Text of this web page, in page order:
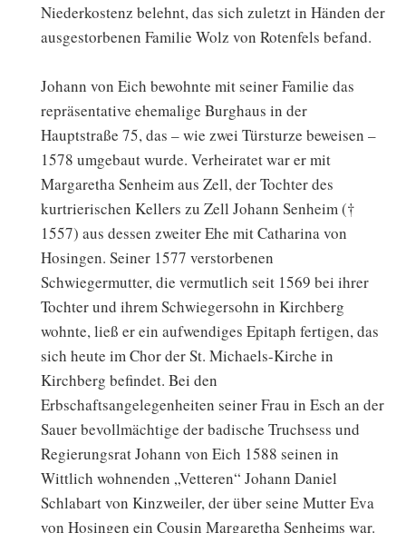
Niederkostenz belehnt, das sich zuletzt in Händen der
ausgestorbenen Familie Wolz von Rotenfels befand.
Johann von Eich bewohnte mit seiner Familie das
repräsentative ehemalige Burghaus in der
Hauptstraße 75, das – wie zwei Türsturze beweisen –
1578 umgebaut wurde. Verheiratet war er mit
Margaretha Senheim aus Zell, der Tochter des
kurtrierischen Kellers zu Zell Johann Senheim (†
1557) aus dessen zweiter Ehe mit Catharina von
Hosingen. Seiner 1577 verstorbenen
Schwiegermutter, die vermutlich seit 1569 bei ihrer
Tochter und ihrem Schwiegersohn in Kirchberg
wohnte, ließ er ein aufwendiges Epitaph fertigen, das
sich heute im Chor der St. Michaels-Kirche in
Kirchberg befindet. Bei den
Erbschaftsangelegenheiten seiner Frau in Esch an der
Sauer bevollmächtige der badische Truchsess und
Regierungsrat Johann von Eich 1588 seinen in
Wittlich wohnenden „Vetteren“ Johann Daniel
Schlabart von Kinzweiler, der über seine Mutter Eva
von Hosingen ein Cousin Margaretha Senheims war.